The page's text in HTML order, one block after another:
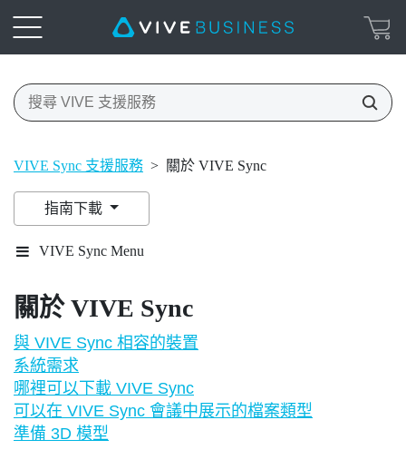
VIVE Sync 支援服務 > 關於 VIVE Sync
指南下載
VIVE Sync Menu
關於VIVE Sync
與 VIVE Sync 相容的裝置
系統需求
哪裡可以下載 VIVE Sync
可以在 VIVE Sync 會議中展示的檔案類型
準備 3D 模型